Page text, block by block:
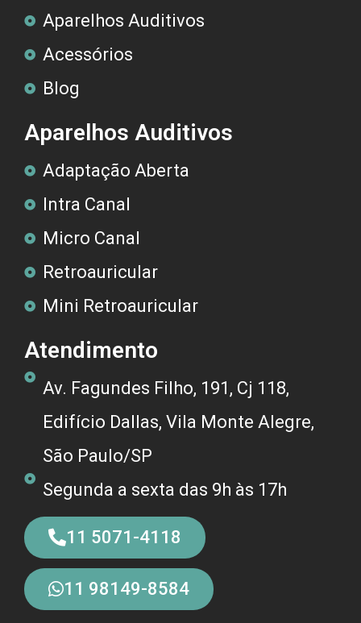
Aparelhos Auditivos
Acessórios
Blog
Aparelhos Auditivos
Adaptação Aberta
Intra Canal
Micro Canal
Retroauricular
Mini Retroauricular
Atendimento
Av. Fagundes Filho, 191, Cj 118,
Edifício Dallas, Vila Monte Alegre,
São Paulo/SP
Segunda a sexta das 9h às 17h
11 5071-4118
11 98149-8584